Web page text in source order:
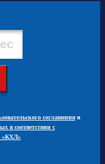
соглашения и
в соответствии с
«КХЛ»